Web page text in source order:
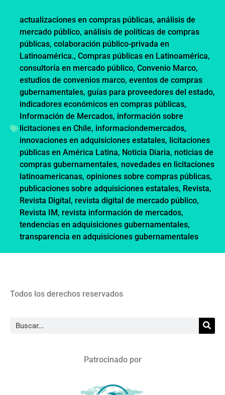
actualizaciones en compras públicas, análisis de
mercado público, análisis de políticas de compras
públicas, colaboración público-privada en
Latinoamérica., Compras públicas en Latinoamérica,
consultoría en mercado público, Convenio Marco,
estudios de convenios marco, eventos de compras
gubernamentales, guías para proveedores del estado,
indicadores económicos en compras públicas,
Información de Mercados, información sobre
licitaciones en Chile, informaciondemercados,
innovaciones en adquisiciones estatales, licitaciones
públicas en América Latina, Noticia Diaria, noticias de
compras gubernamentales, novedades en licitaciones
latinoamericanas, opiniones sobre compras públicas,
publicaciones sobre adquisiciones estatales, Revista,
Revista Digital, revista digital de mercado público,
Revista IM, revista información de mercados,
tendencias en adquisiciones gubernamentales,
transparencia en adquisiciones gubernamentales
Todos los derechos reservados
Patrocinado por